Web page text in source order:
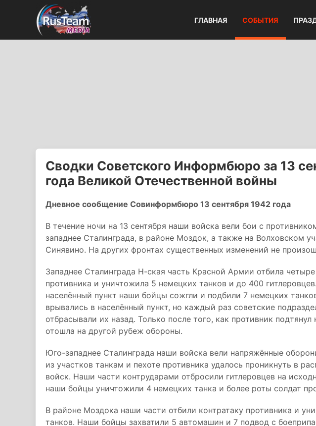
ГЛАВНАЯ СОБЫТИЯ
Сводки Советского Информбюро за 13
года Великой Отечественной войны
Дневное сообщение Совинформбюро 13 сентября 1942 года
В течение ночи на 13 сентября наши войска вели бои с
западнее Сталинграда, в районе Моздок, а также на Волховском
Синявино. На других фронтах существенных изменений не
Западнее Сталинграда Н-ская часть Красной Армии отбила
противника и уничтожила 5 немецких танков и до 400
населённый пункт наши бойцы сожгли и подбили 7 немецких
врывались в населённый пункт, но каждый раз советские
отбрасывали их назад. Только после того, как противник
отошла на другой рубеж обороны.
Юго-западнее Сталинграда наши войска вели напряжённые
из участков танкам и пехоте противника удалось проникнуть в
войск. Наши части контрударами отбросили гитлеровцев на
наши бойцы уничтожили 4 немецких танка и более роты солдат
В районе Моздока наши части отбили контратаку противника и
танков. Наши бойцы захватили 5 автомашин и 7 подвод с